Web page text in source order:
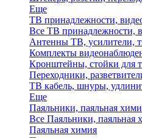
Еще
ТВ принадлежности,
Все ТВ принадлежности,
Антенны ТВ, усилители,
Комплекты
Кронштейны, стойки для
Переходники,
ТВ кабель, шнуры,
Еще
Паяльники, паяльная
Все Паяльники, паяльная
Паяльная химия